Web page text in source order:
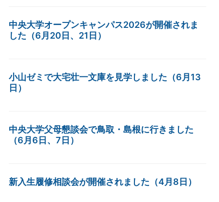
中央大学オープンキャンパス2026が開催されま
した（6月20日、21日）
小山ゼミで大宅壮一文庫を見学しました（6月13
日）
中央大学父母懇談会で鳥取・島根に行きました
（6月6日、7日）
新入生履修相談会が開催されました（4月8日）